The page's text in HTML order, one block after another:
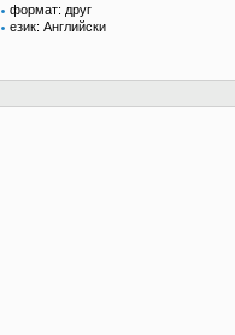
формат: друг
език: Английски